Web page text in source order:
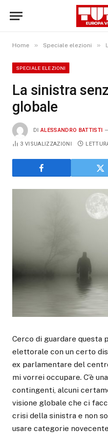
Home » Speciale elezioni »
SPECIALE ELEZIONI
La sinistra
globale
DI ALESSANDRO BATTISTI
3VISUALIZZAZIONI
Cerco di guardare questa
elettorale con un certo
ex parlamentare del
mi vorrei occupare. C’è
contingenti, alcuni
visione globale che ci
crisi della sinistra e non
usare categorie